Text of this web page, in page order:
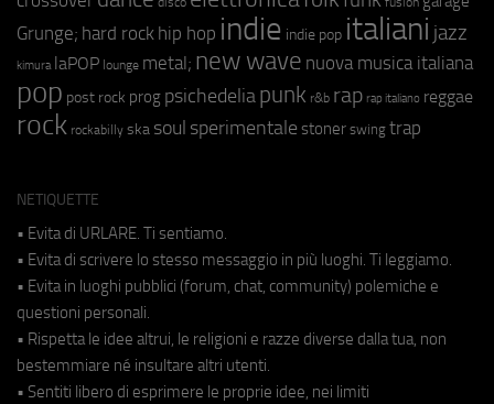
Grunge; hard rock hip hop indie indie pop italiani jazz
kimura laPOP lounge metal; new wave nuova musica italiana
pop post rock prog psichedeliapunk r&b rap rap italiano reggae
rock rockabilly ska soul sperimentale stoner swing trap
NETIQUETTE
• Evita di URLARE. Ti sentiamo.
• Evita di scrivere lo stesso messaggio in più luoghi. Ti leggiamo.
• Evita in luoghi pubblici (forum, chat, community) polemiche e
questioni personali.
• Rispetta le idee altrui, le religioni e razze diverse dalla tua, non
bestemmiare né insultare altri utenti.
• Sentiti libero di esprimere le proprie idee, nei limiti